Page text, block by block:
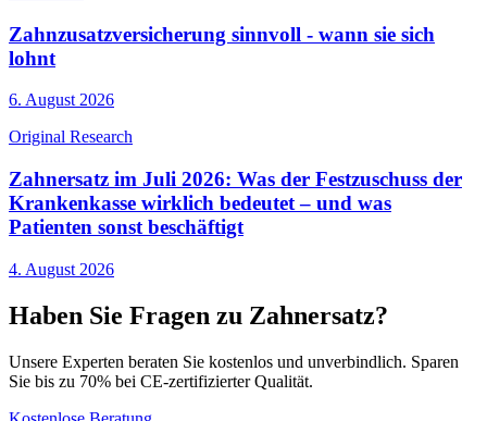
Zahnzusatzversicherung sinnvoll - wann sie sich
lohnt
6. August 2026
Original Research
Zahnersatz im Juli 2026: Was der Festzuschuss der
Krankenkasse wirklich bedeutet – und was
Patienten sonst beschäftigt
4. August 2026
Haben Sie Fragen zu Zahnersatz?
Unsere Experten beraten Sie kostenlos und unverbindlich. Sparen
Sie bis zu 70% bei CE-zertifizierter Qualität.